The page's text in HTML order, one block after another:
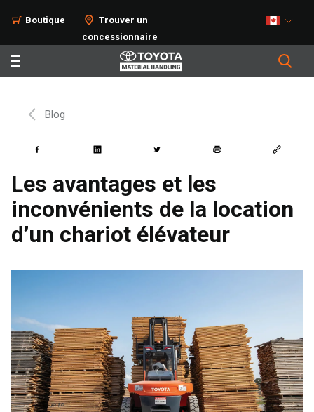
Boutique
Trouver un
concessionnaire
Blog
Les avantages et les
inconvénients de la location
d’un chariot élévateur